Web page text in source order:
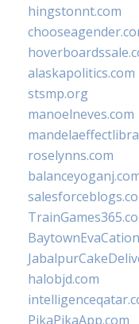
hingstonnt.com
alaskapolitics.com
stsmp.org
manoelneves.com
roselynns.com
halobjd.com
PikaPikaApp.com